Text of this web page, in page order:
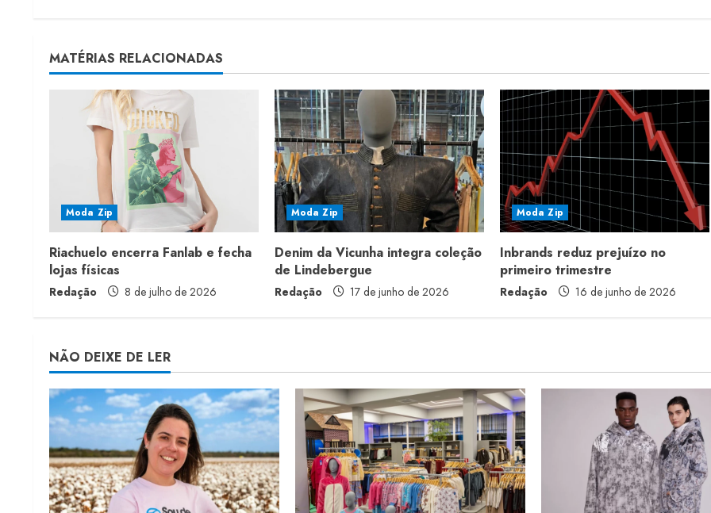
i
R
e
a
d
n
g
MATÉRIAS RELACIONADAS
Moda Zip
Riachuelo encerra Fanlab e fecha
lojas físicas
Redação 8 de julho de 2026
Moda Zip
Denim da Vicunha integra coleção
de Lindebergue
Redação 17 de junho de 2026
Moda Zip
Inbrands reduz prejuízo no
primeiro trimestre
Redação 16 de junho de 2026
NÃO DEIXE DE LER